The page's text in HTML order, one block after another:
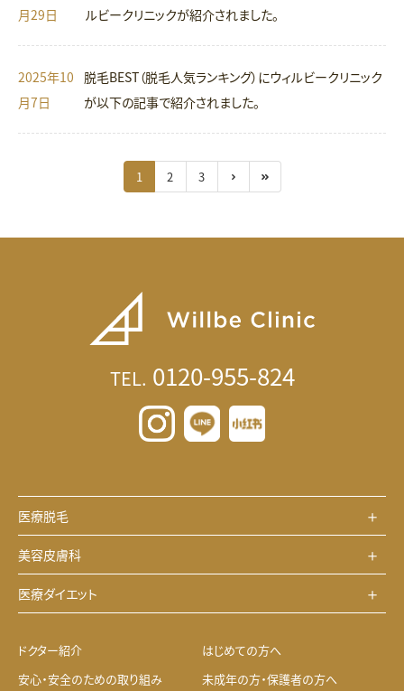
月29日
ルビークリニックが紹介されました。
2025年10
月7日
脱毛BEST（脱毛人気ランキング）にウィルビークリニック
が以下の記事で紹介されました。
1 2 3
TEL. 0120-955-824
医療脱毛
美容皮膚科
医療ダイエット
ドクター紹介
はじめての方へ
安心・安全のための取り組み
未成年の方・保護者の方へ